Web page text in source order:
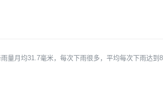
量月均31.7毫米，每次下雨很多，平均每次下雨达到